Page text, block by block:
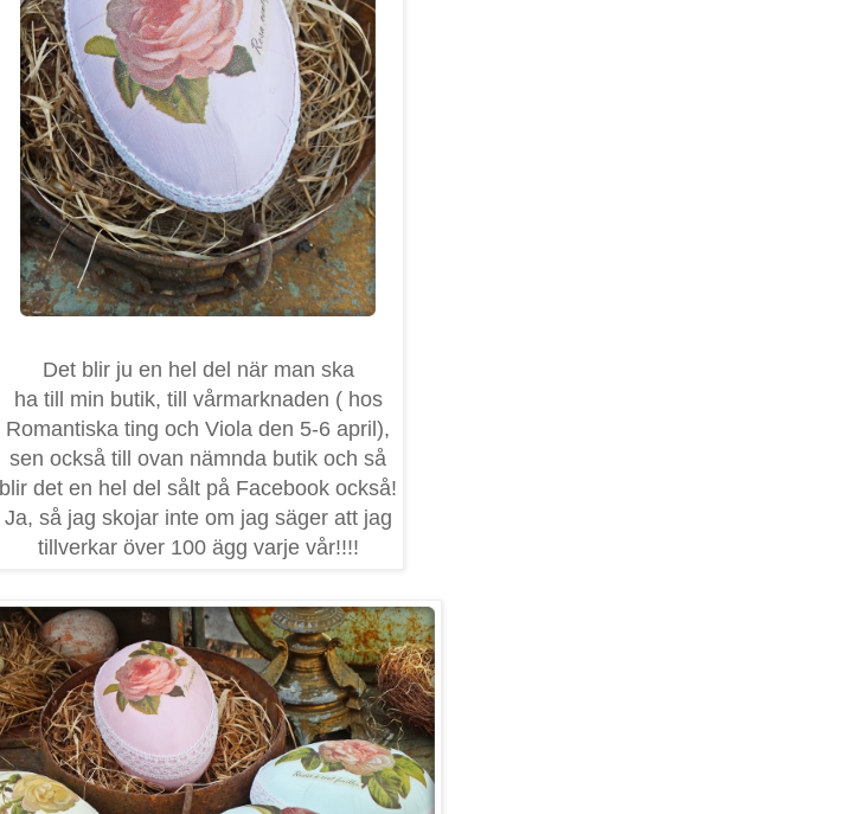
Det blir ju en hel del när man ska
ha till min butik, till vårmarknaden ( hos
Romantiska ting och Viola den 5-6 april),
sen också till ovan nämnda butik och så
blir det en hel del sålt på Facebook också!
Ja, så jag skojar inte om jag säger att jag
tillverkar över 100 ägg varje vår!!!!